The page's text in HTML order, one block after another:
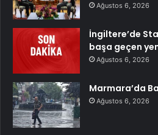
Ağustos 6, 2026
İngiltere’de
başa geçen
Ağustos 6, 2026
Marmara’da
Ağustos 6, 2026